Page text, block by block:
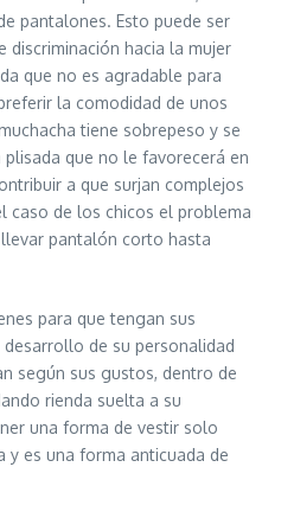
pantalones. Esto puede ser
discriminación hacia la mujer
que no es agradable para
la comodidad de unos
tiene sobrepeso y se
que no le favorecerá en
a que surjan complejos
caso de los chicos el problema
pantalón corto hasta
para que tengan sus
de su personalidad
según sus gustos, dentro de
rienda suelta a su
una forma de vestir solo
y es una forma anticuada de